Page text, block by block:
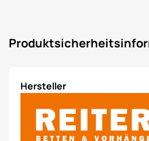
Hersteller